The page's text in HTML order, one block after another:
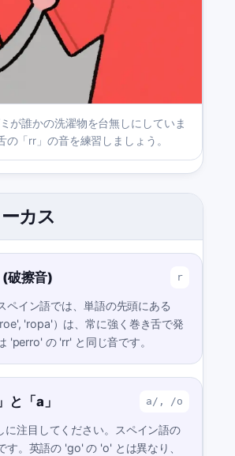
が誰かの洗濯物を台無しにしていま
の「rr」の音を練習しましょう。
カス
破擦音) r
ペイン語では、単語の先頭にある
'ropa'）は、常に強く巻き舌で発
'perro' の 'rr' と同じ音です。
と「a」 a/, /o
に注目してください。スペイン語の
す。英語の 'go' の 'o' とは異なり、